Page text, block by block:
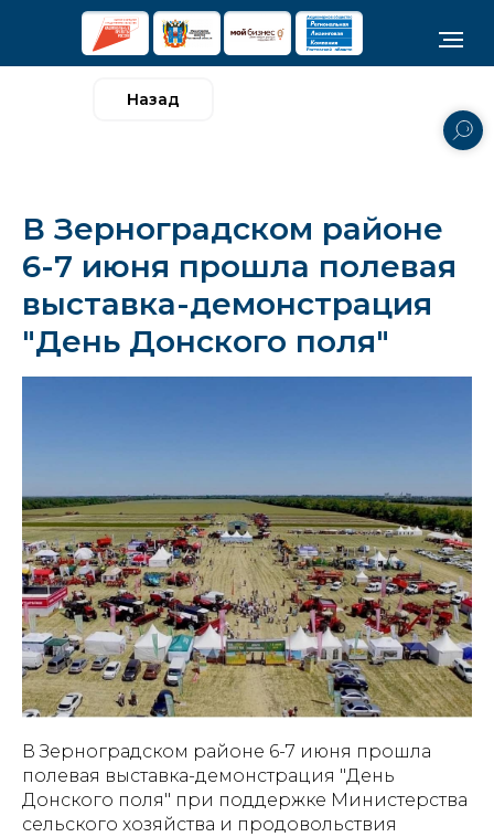
Назад
В Зерноградском районе
6-7 июня прошла полевая
выставка-демонстрация
"День Донского поля"
В Зерноградском районе 6-7 июня прошла
полевая выставка-демонстрация "День
Донского поля" при поддержке Министерства
сельского хозяйства и продовольствия